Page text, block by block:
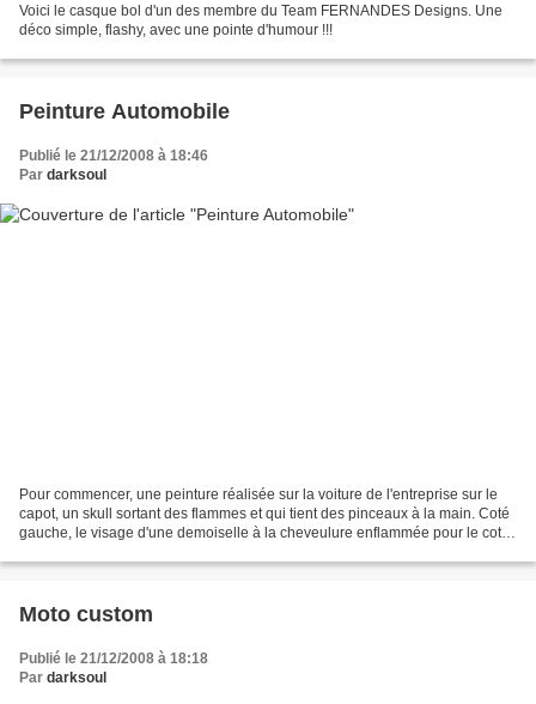
Voici le casque bol d'un des membre du Team FERNANDES Designs. Une
déco simple, flashy, avec une pointe d'humour !!!
Peinture Automobile
Publié le 21/12/2008 à 18:46
Par darksoul
Pour commencer, une peinture réalisée sur la voiture de l'entreprise sur le
capot, un skull sortant des flammes et qui tient des pinceaux à la main. Coté
gauche, le visage d'une demoiselle à la cheveulure enflammée pour le coté
Moto custom
Publié le 21/12/2008 à 18:18
Par darksoul